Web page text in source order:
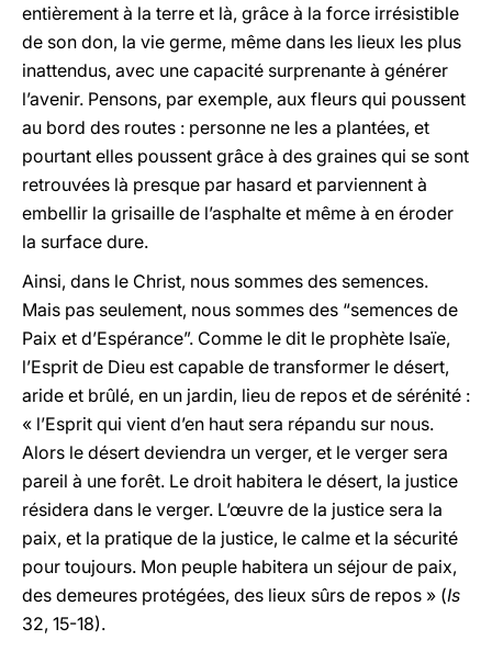
entièrement à la terre et là, grâce à la force irrésistible
de son don, la vie germe, même dans les lieux les plus
inattendus, avec une capacité surprenante à générer
l’avenir. Pensons, par exemple, aux fleurs qui poussent
au bord des routes : personne ne les a plantées, et
pourtant elles poussent grâce à des graines qui se sont
retrouvées là presque par hasard et parviennent à
embellir la grisaille de l’asphalte et même à en éroder
la surface dure.
Ainsi, dans le Christ, nous sommes des semences.
Mais pas seulement, nous sommes des “semences de
Paix et d’Espérance”. Comme le dit le prophète Isaïe,
l’Esprit de Dieu est capable de transformer le désert,
aride et brûlé, en un jardin, lieu de repos et de sérénité :
« l’Esprit qui vient d’en haut sera répandu sur nous.
Alors le désert deviendra un verger, et le verger sera
pareil à une forêt. Le droit habitera le désert, la justice
résidera dans le verger. L’œuvre de la justice sera la
paix, et la pratique de la justice, le calme et la sécurité
pour toujours. Mon peuple habitera un séjour de paix,
des demeures protégées, des lieux sûrs de repos » (Is
32, 15-18).